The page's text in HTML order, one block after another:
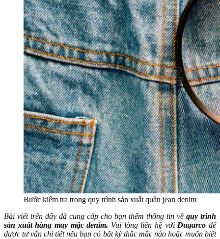
Bước kiểm tra trong quy trình sản xuất quần jean denim
Bài viết trên đây đã cung cấp cho bạn thêm thông tin về quy trình
sản xuất hàng may mặc denim. Vui lòng liên hệ với Dugarco để
được tư vấn chi tiết nếu bạn có bất kỳ thắc mắc nào hoặc muốn biết